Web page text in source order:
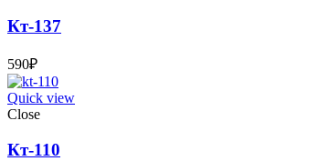
Кт-137
590₽
Quick view
Close
Кт-110